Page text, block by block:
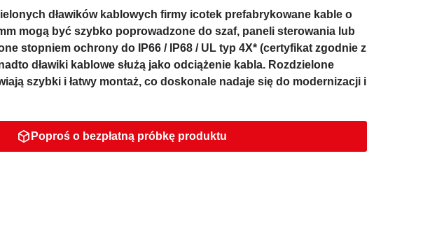
dławików kablowych firmy icotek prefabrykowane kable o
mogą być szybko poprowadzone do szaf, paneli sterowania lub
stopniem ochrony do IP66 / IP68 / UL typ 4X* (certyfikat zgodnie z
dławiki kablowe służą jako odciążenie kabla. Rozdzielone
szybki i łatwy montaż, co doskonale nadaje się do modernizacji i
Poproś o bezpłatną próbkę produktu